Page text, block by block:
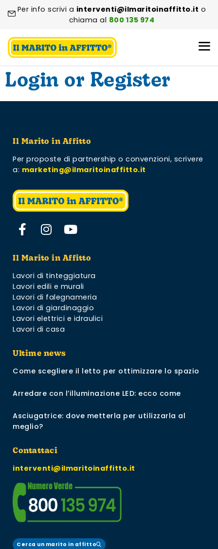
Per info scrivi a interventi@ilmaritoinaffitto.it o
chiama al 800 135 974
Login or Register
Il Marito in Affitto
Per proposte di partnership o convenzioni, scrivere
a: marketing@ilmaritoinaffitto.it
Il Marito in Affitto
Lavori di tinteggiatura
Lavori edili e murali
Lavori di falegnameria
Lavori di giardinaggio
Lavori elettrici e idraulici
Lavori di casa
Ultime news
Come scegliere il letto per ottimizzare lo spazio
Arredare con l’illuminazione LED: ecco come
Asciugatrice: dove metterla per utilizzarla al
meglio?
Contattaci
interventi@ilmaritoinaffitto.it
Cerca un marito in affitto